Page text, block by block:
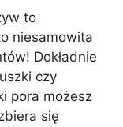
to
niesamowita
Dokładnie
czy
pora możesz
się